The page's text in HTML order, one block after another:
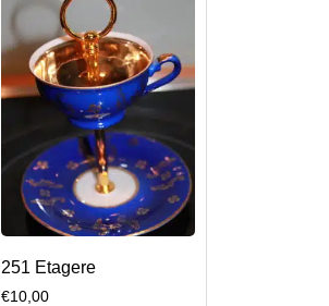
251 Etagere
€10,00